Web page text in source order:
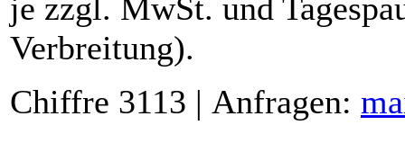
je zzgl. MwSt. und
Verbreitung).
Chiffre 3113 | Anfragen: